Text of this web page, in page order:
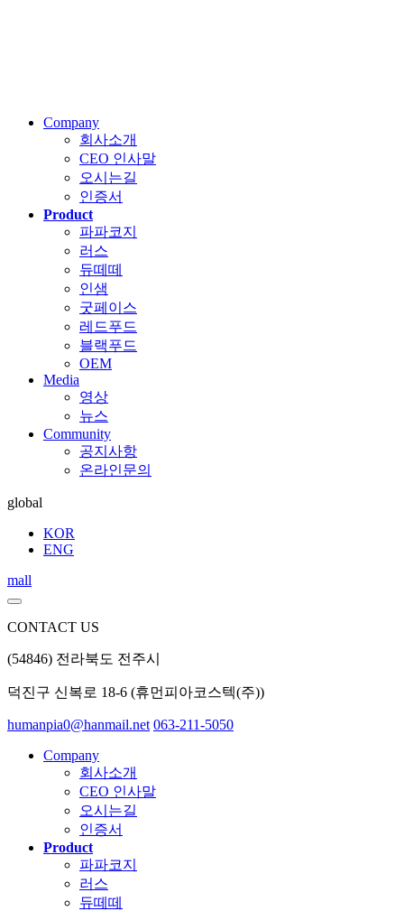
Company
회사소개
CEO 인사말
오시는길
인증서
Product
파파코지
러스
듀떼떼
인샘
굿페이스
레드푸드
블랙푸드
OEM
Media
영상
뉴스
Community
공지사항
온라인문의
global
KOR
ENG
mall
CONTACT US
(54846) 전라북도 전주시
덕진구 신복로 18-6 (휴먼피아코스텍(주))
humanpia0@hanmail.net 063-211-5050
Company
회사소개
CEO 인사말
오시는길
인증서
Product
파파코지
러스
듀떼떼